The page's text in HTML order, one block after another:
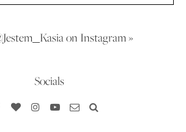
on Instagram »
Socials